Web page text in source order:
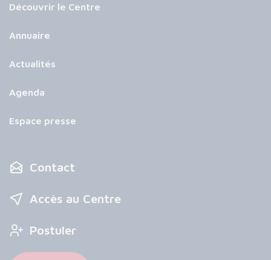
Découvrir le Centre
Annuaire
Actualités
Agenda
Espace presse
Contact
Accès au Centre
Postuler